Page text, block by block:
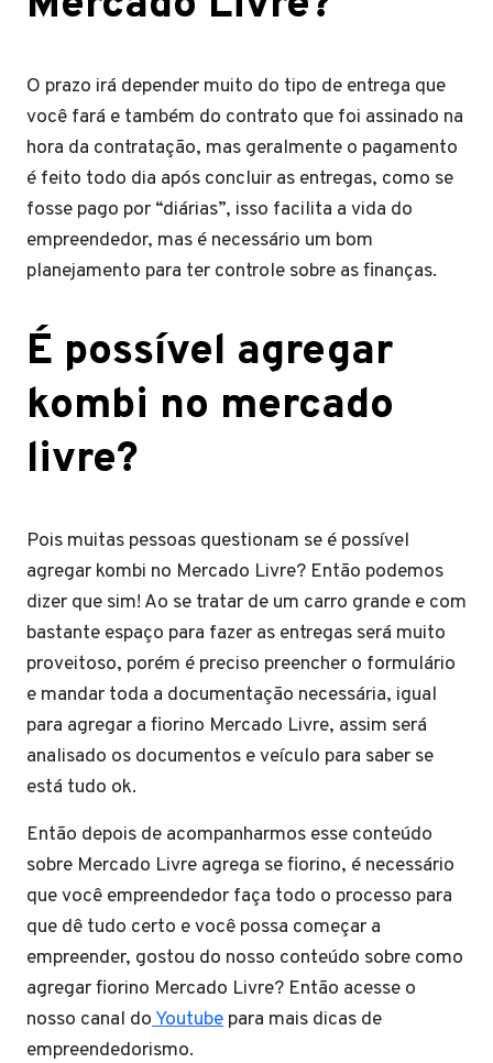
O prazo irá depender muito do tipo de entrega que
você fará e também do contrato que foi assinado na
hora da contratação, mas geralmente o pagamento
é feito todo dia após concluir as entregas, como se
fosse pago por “diárias”, isso facilita a vida do
empreendedor, mas é necessário um bom
planejamento para ter controle sobre as finanças.
É possível agregar
kombi no mercado
livre?
Pois muitas pessoas questionam se é possível
agregar kombi no Mercado Livre? Então podemos
dizer que sim! Ao se tratar de um carro grande e com
bastante espaço para fazer as entregas será muito
proveitoso, porém é preciso preencher o formulário
e mandar toda a documentação necessária, igual
para agregar a fiorino Mercado Livre, assim será
analisado os documentos e veículo para saber se
está tudo ok.
Então depois de acompanharmos esse conteúdo
sobre Mercado Livre agrega se fiorino, é necessário
que você empreendedor faça todo o processo para
que dê tudo certo e você possa começar a
empreender, gostou do nosso conteúdo sobre como
agregar fiorino Mercado Livre? Então acesse o
nosso canal doYoutube para mais dicas de
empreendedorismo.